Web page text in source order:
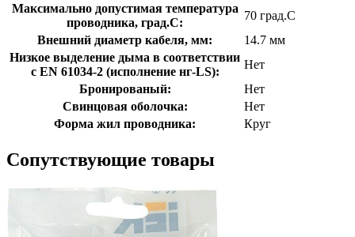
Максимально допустимая температура
проводника, град.C:
70 град.C
Внешний диаметр кабеля, мм:
14.7 мм
Низкое выделение дыма в соответствии
с EN 61034-2 (исполнение нг-LS):
Нет
Бронированый:
Нет
Свинцовая оболочка:
Нет
Форма жил проводника:
Круг
Сопутствующие товары